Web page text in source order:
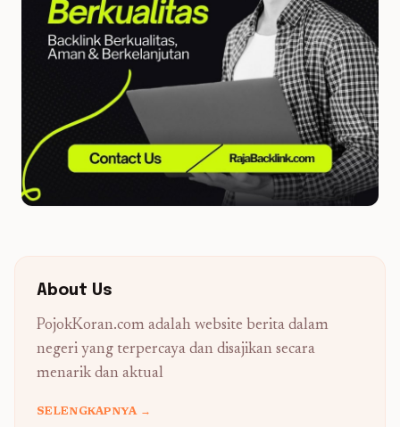
About Us
PojokKoran.com adalah website berita dalam
negeri yang terpercaya dan disajikan secara
menarik dan aktual
SELENGKAPNYA →